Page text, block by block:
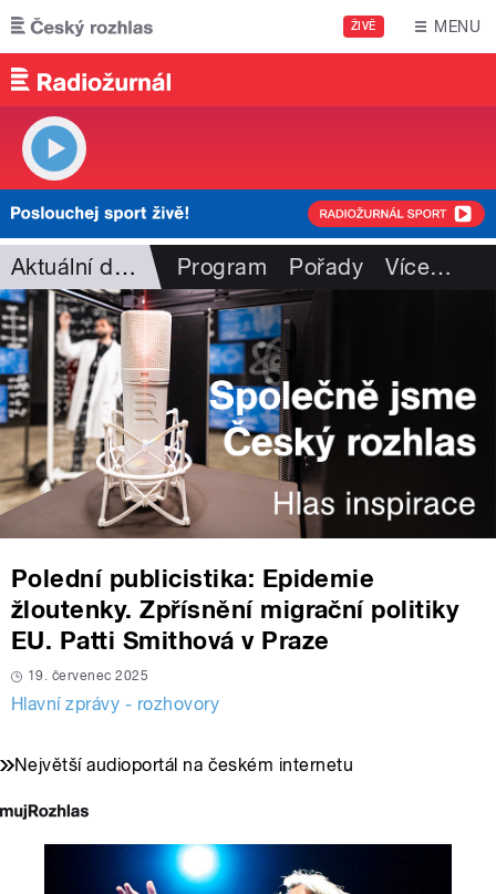
Přejít k hlavnímu obsahu
ŽIVĚ MENU
Aktuální dění Program Pořady Více…
Polední publicistika: Epidemie
žloutenky. Zpřísnění migrační politiky
EU. Patti Smithová v Praze
19. červenec 2025
Hlavní zprávy - rozhovory
Největší audioportál na českém internetu